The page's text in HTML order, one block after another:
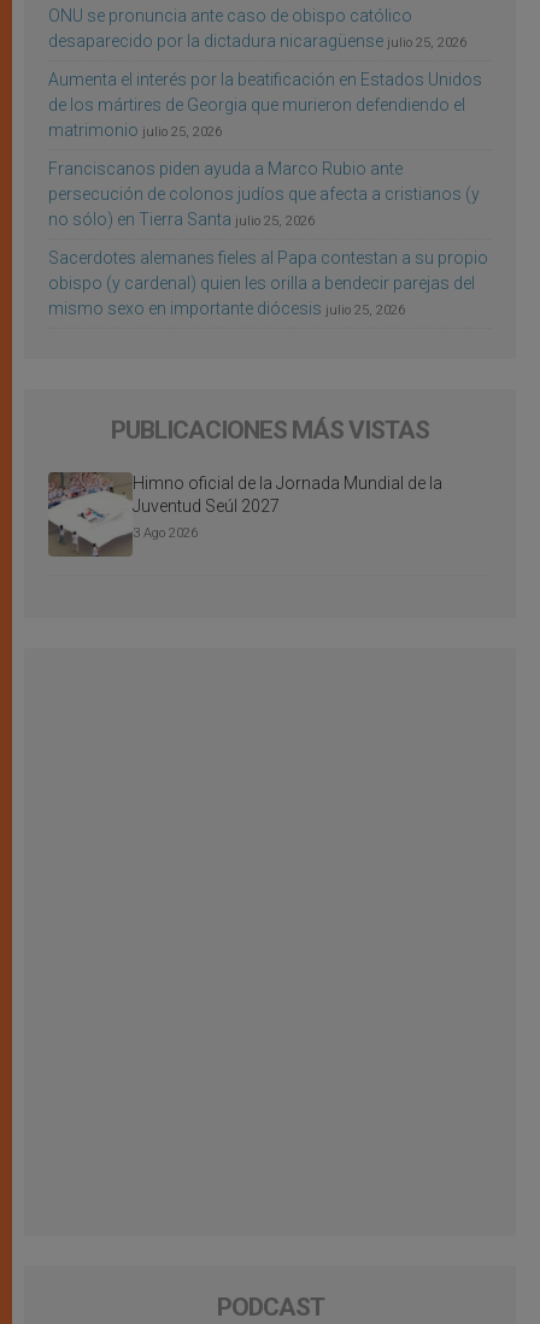
ONU se pronuncia ante caso de obispo católico
desaparecido por la dictadura nicaragüense julio 25, 2026
Aumenta el interés por la beatificación en Estados Unidos
de los mártires de Georgia que murieron defendiendo el
matrimonio julio 25, 2026
Franciscanos piden ayuda a Marco Rubio ante
persecución de colonos judíos que afecta a cristianos (y
no sólo) en Tierra Santa julio 25, 2026
Sacerdotes alemanes fieles al Papa contestan a su propio
obispo (y cardenal) quien les orilla a bendecir parejas del
mismo sexo en importante diócesis julio 25, 2026
PUBLICACIONES MÁS VISTAS
Himno oficial de la Jornada Mundial de la
Juventud Seúl 2027
3 Ago 2026
PODCAST